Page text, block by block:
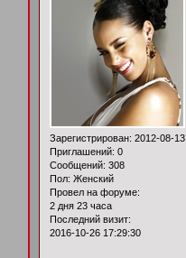
Зарегистрирован: 2012-08-13
Приглашений: 0
Сообщений: 308
Пол: Женский
Провел на форуме:
2 дня 23 часа
Последний визит:
2016-10-26 17:29:30